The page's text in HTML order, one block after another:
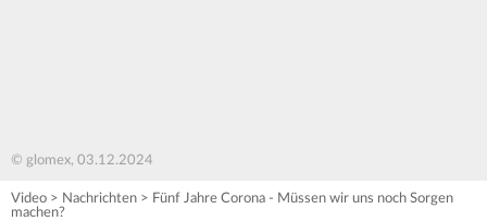
© glomex, 03.12.2024
Video > Nachrichten > Fünf Jahre Corona - Müssen wir uns noch Sorgen
machen?